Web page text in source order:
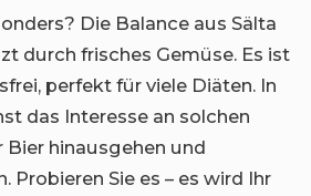
Die Balance aus Sälta
durch frisches Gemüse. Es ist
perfekt für viele Diäten. In
das Interesse an solchen
Bier hinausgehen und
Probieren Sie es – es wird Ihr